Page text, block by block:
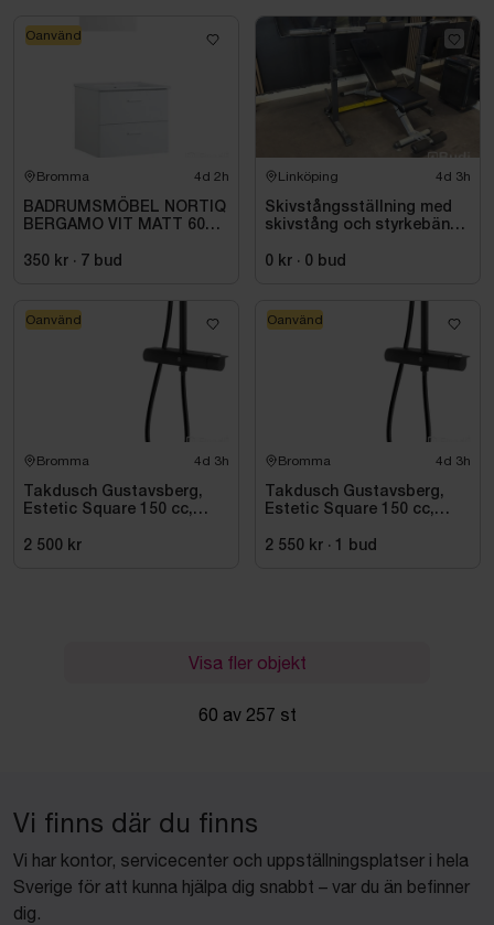
Bromma 4d 2h
BADRUMSMÖBEL NORTIQ
BERGAMO VIT MATT 60
350 kr · 7 bud
Oanvänd
Linköping 4d 3h
Skivstångsställning med
skivstång och styrkebänk
0 kr · 0 bud
Bromma 4d 3h
Takdusch Gustavsberg,
Estetic Square 150 cc,
2 500 kr
Oanvänd
Bromma 4d 3h
Takdusch Gustavsberg,
Estetic Square 150 cc,
2 550 kr · 1 bud
Oanvänd
Visa fler objekt
60 av 257 st
Vi finns där du finns
Vi har kontor, servicecenter och uppställningsplatser i hela
Sverige för att kunna hjälpa dig snabbt – var du än befinner
dig.